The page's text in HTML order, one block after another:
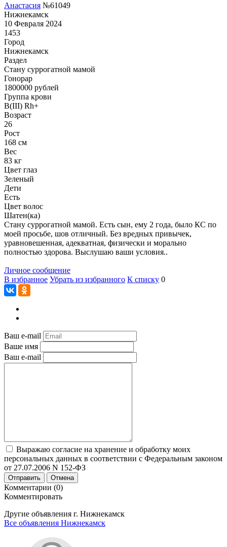
Анастасия №61049
Нижнекамск
10 Февраля 2024
1453
Город
Нижнекамск
Раздел
Cтану суррогатной мамой
Гонoрар
1800000 рублей
Группа крови
B(III) Rh+
Возраст
26
Рост
168 см
Вес
83 кг
Цвет глаз
Зеленый
Дети
Есть
Цвет волос
Шатен(ка)
Стану суррогатной мамой. Есть сын, ему 2 года, было КС по
моей просьбе, шов отличный. Без вредных привычек,
уравновешенная, адекватная, физически и морально
полностью здорова. Выслушаю ваши условия..
Личное сообщение
В избранное Убрать из избранного К списку 0
Ваш e-mail
Ваше имя
Ваш e-mail
Выражаю согласие на хранение и обработку моих
персональных данных в соответствии с Федеральным законом
от 27.07.2006 N 152-ФЗ
Отправить Отмена
Комментарии (0)
Комментировать
Другие объявления г. Нижнекамск
Все объявления Нижнекамск